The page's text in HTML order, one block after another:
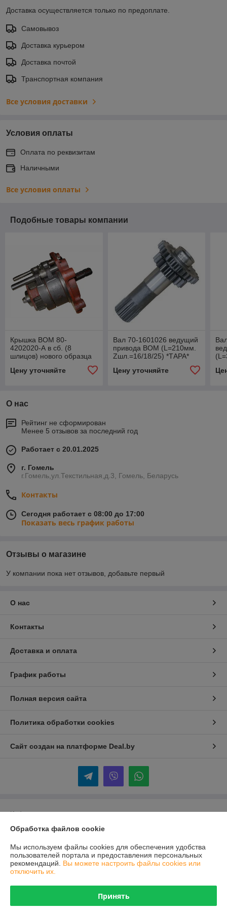
Доставка осуществляется только по предоплате.
Самовывоз
Доставка курьером
Доставка почтой
Транспортная компания
Все условия доставки
Условия оплаты
Оплата по реквизитам
Наличными
Все условия оплаты
Подобные товары компании
Крышка ВОМ 80-
4202020-А в сб. (8
шлицов) нового образца
Цену уточняйте
Вал 70-1601026 ведущий
привода ВОМ (L=210мм.
Zшл.=16/18/25) *ТАРА*
Цену уточняйте
О нас
Рейтинг не сформирован
Менее 5 отзывов за последний год
Работает с 20.01.2025
г. Гомель
г.Гомель,ул.Текстильная,д.3, Гомель, Беларусь
Контакты
Сегодня работает с 08:00 до 17:00
Показать весь график работы
Отзывы о магазине
У компании пока нет отзывов, добавьте первый
О нас
Контакты
Доставка и оплата
График работы
Полная версия сайта
Политика обработки cookies
Сайт создан на платформе Deal.by
Информация для покупателя
Юридическое лицо:ООО «Торговый Дом «АВТОВОЗРОЖДЕНИЕ»
Регистрационный номер ЕГР: 491056596
УНП: 491056596
Регистрационный орган: Гомельский городской исполнительный
Обработка файлов cookie
Мы используем файлы cookies для обеспечения удобства
пользователей портала и предоставления персональных
рекомендаций. Вы можете настроить файлы cookies или
отключить их.
Принять